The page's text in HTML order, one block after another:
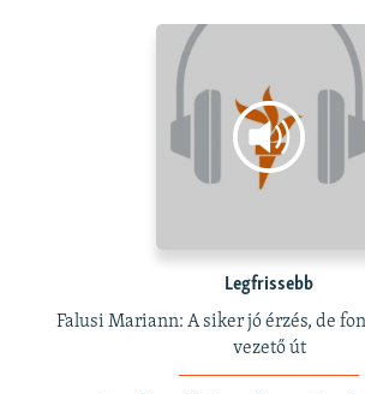
Legfrissebb
Falusi Mariann: A siker jó érzés, de
vezető út